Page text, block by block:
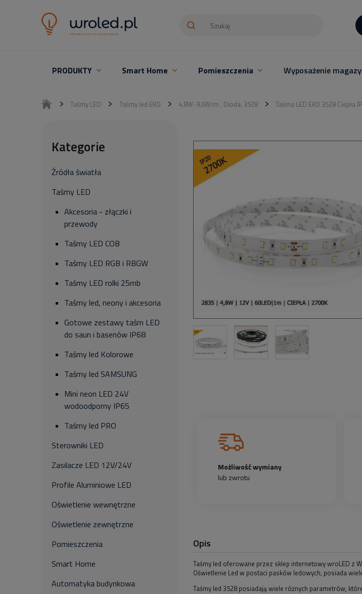
PRODUKTY Smart Home Pomieszczenia Wyposażenie
Taśmy LED Taśmy led EKO 4,8W-9,6W/m , Dioda: 3528 Taśma LED EKO 3528 Ciepła
Kategorie
Źródła światła
Taśmy LED
Akcesoria - złączki i
przewody
Taśmy LED COB
Taśmy LED RGB i RBGW
Taśmy LED rolki 25mb
Taśmy led, neony i akcesoria
Gotowe zestawy taśm LED
do saun i basenów IP68
Taśmy led Kolorowe
Taśmy led SAMSUNG
Mini neon LED 24V
wodoodporny IP65
Taśmy led PRO
Sterowniki LED
Zasilacze LED 12V/24V
Profile Aluminiowe LED
Oświetlenie wewnętrzne
Oświetlenie zewnętrzne
Pomieszczenia
Smart Home
Automatyka budynkowa
Możliwość wymiany
lub zwrotu
Opis
Taśmy led oferowane przez sklep internetowy wroLED z
Oświetlenie Led w postaci pasków ledowych, posiada
Taśmy led 3528 posiadają wiele różnych parametrów,